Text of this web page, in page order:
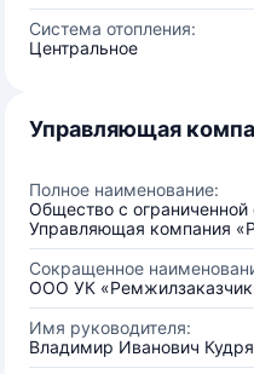
Система отопления:
Центральное
Управляющая
Полное наименование:
Общество с ограниченной
Управляющая компания
Сокращенное
ООО УК
Имя руководителя:
Владимир Иванович